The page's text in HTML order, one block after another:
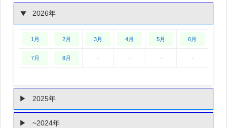
2026年
1月 2月 3月 4月 5月 6月
7月 8月 - - - -
2025年
~2024年